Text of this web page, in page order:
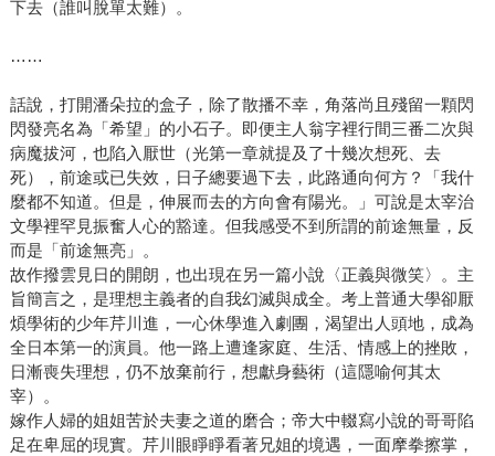
下去（誰叫脫單太難）。
……
話說，打開潘朵拉的盒子，除了散播不幸，角落尚且殘留一顆閃
閃發亮名為「希望」的小石子。即便主人翁字裡行間三番二次與
病魔拔河，也陷入厭世（光第一章就提及了十幾次想死、去
死），前途或已失效，日子總要過下去，此路通向何方？「我什
麼都不知道。但是，伸展而去的方向會有陽光。」可說是太宰治
文學裡罕見振奮人心的豁達。但我感受不到所謂的前途無量，反
而是「前途無亮」。
故作撥雲見日的開朗，也出現在另一篇小說〈正義與微笑〉。主
旨簡言之，是理想主義者的自我幻滅與成全。考上普通大學卻厭
煩學術的少年芹川進，一心休學進入劇團，渴望出人頭地，成為
全日本第一的演員。他一路上遭逢家庭、生活、情感上的挫敗，
日漸喪失理想，仍不放棄前行，想獻身藝術（這隱喻何其太
宰）。
嫁作人婦的姐姐苦於夫妻之道的磨合；帝大中輟寫小說的哥哥陷
足在卑屈的現實。芹川眼睜睜看著兄姐的境遇，一面摩拳擦掌，